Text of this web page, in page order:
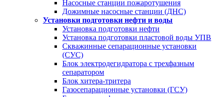
Насосные станции пожаротушения
Дожимные насосные станции (ДНС)
Установки подготовки нефти и воды
Установка подготовки нефти
Установка подготовки пластовой воды УПВ
Скважинные сепарационные установки
(СУС)
Блок электродегидратора с трехфазным
сепаратором
Блок хитера-тритера
Газосепарационные установки (ГСУ)